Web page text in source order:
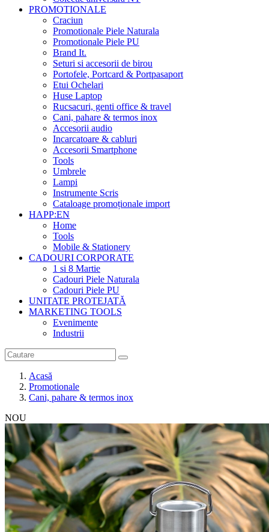
PROMOTIONALE
Craciun
Promotionale Piele Naturala
Promotionale Piele PU
Brand It.
Seturi si accesorii de birou
Portofele, Portcard & Portpasaport
Etui Ochelari
Huse Laptop
Rucsacuri, genti office & travel
Cani, pahare & termos inox
Accesorii audio
Incarcatoare & cabluri
Accesorii Smartphone
Tools
Umbrele
Lampi
Instrumente Scris
Cataloage promoționale import
HAPP:EN
Home
Tools
Mobile & Stationery
CADOURI CORPORATE
1 si 8 Martie
Cadouri Piele Naturala
Cadouri Piele PU
UNITATE PROTEJATĂ
MARKETING TOOLS
Evenimente
Industrii
Acasă
Promotionale
Cani, pahare & termos inox
NOU